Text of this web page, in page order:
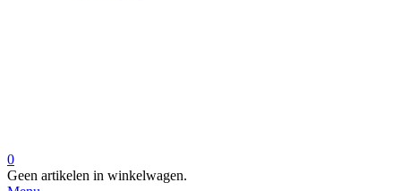
0
Geen artikelen in winkelwagen.